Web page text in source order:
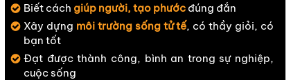
Biết cách giúp người, tạo phước đúng đắn
Xây dựng môi trường sống tử tế, có thầy giỏi, có
bạn tốt
Đạt được thành công, bình an trong sự nghiệp,
cuộc sống